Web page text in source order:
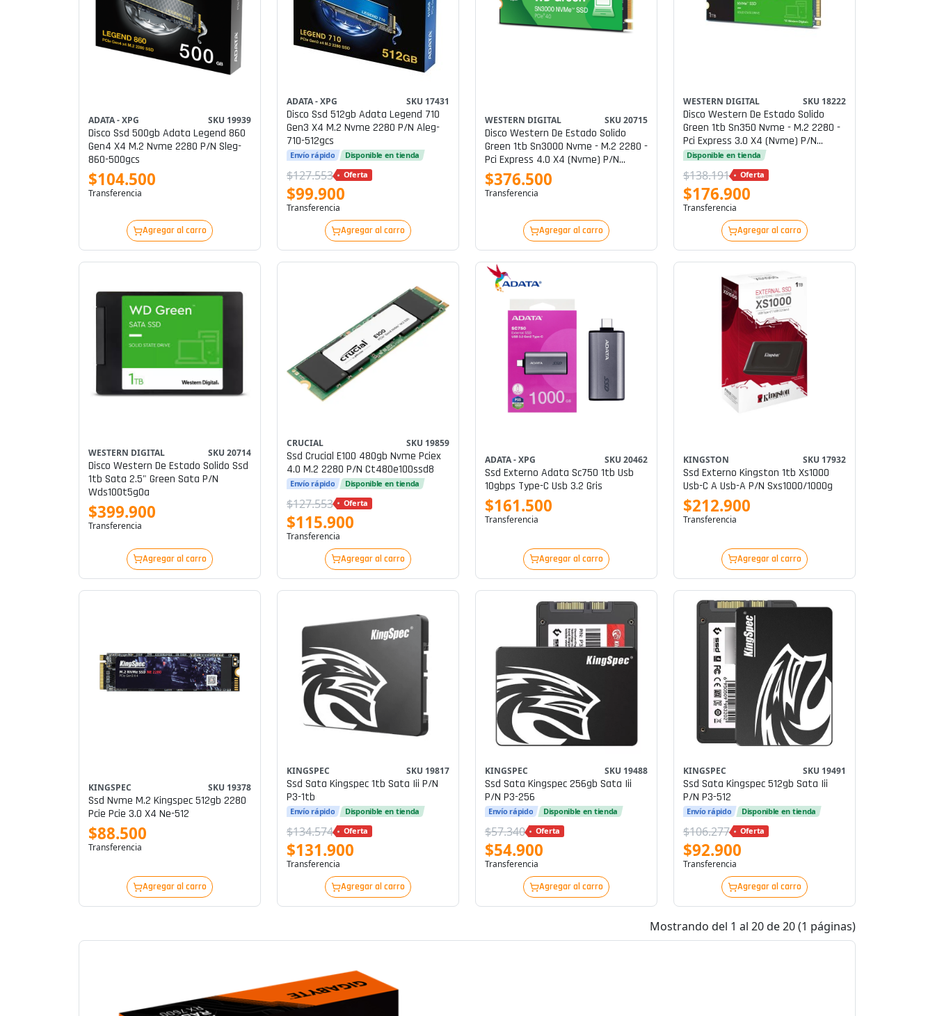
ADATA - XPG SKU 19939
Disco Ssd 500gb Adata Legend 860
Gen4 X4 M.2 Nvme 2280 P/n Sleg-
860-500gcs
$104.500
Transferencia
Agregar al carro
ADATA - XPG SKU 17431
Disco Ssd 512gb Adata Legend 710
Gen3 X4 M.2 Nvme 2280 P/n Aleg-
710-512gcs
Envío rápido Disponible en tienda
$127.553 Oferta
$99.900
Transferencia
Agregar al carro
WESTERN DIGITAL SKU 20715
Disco Western De Estado Solido
Green 1tb Sn3000 Nvme - M.2 2280 -
Pci Express 4.0 X4 (nvme) P/n
Wds100t4g0e
$376.500
Transferencia
Agregar al carro
WESTERN DIGITAL SKU 18222
Disco Western De Estado Solido
Green 1tb Sn350 Nvme - M.2 2280 -
Pci Express 3.0 X4 (nvme) P/n
Wds100t2g0c
Disponible en tienda
$138.191 Oferta
$176.900
Transferencia
Agregar al carro
WESTERN DIGITAL SKU 20714
Disco Western De Estado Solido Ssd
1tb Sata 2.5" Green Sata P/n
Wds100t5g0a
$399.900
Transferencia
Agregar al carro
CRUCIAL SKU 19859
Ssd Crucial E100 480gb Nvme Pciex
4.0 M.2 2280 P/n Ct480e100ssd8
Envío rápido Disponible en tienda
$127.553 Oferta
$115.900
Transferencia
Agregar al carro
ADATA - XPG SKU 20462
Ssd Externo Adata Sc750 1tb Usb
10gbps Type-C Usb 3.2 Gris
$161.500
Transferencia
Agregar al carro
KINGSTON SKU 17932
Ssd Externo Kingston 1tb Xs1000
Usb-C A Usb-A P/n Sxs1000/1000g
$212.900
Transferencia
Agregar al carro
KINGSPEC SKU 19378
Ssd Nvme M.2 Kingspec 512gb 2280
Pcie Pcie 3.0 X4 Ne-512
$88.500
Transferencia
Agregar al carro
KINGSPEC SKU 19817
Ssd Sata Kingspec 1tb Sata Iii P/n
P3-1tb
Envío rápido Disponible en tienda
$134.574 Oferta
$131.900
Transferencia
Agregar al carro
KINGSPEC SKU 19488
Ssd Sata Kingspec 256gb Sata Iii
P/n P3-256
Envío rápido Disponible en tienda
$57.340 Oferta
$54.900
Transferencia
Agregar al carro
KINGSPEC SKU 19491
Ssd Sata Kingspec 512gb Sata Iii
P/n P3-512
Envío rápido Disponible en tienda
$106.277 Oferta
$92.900
Transferencia
Agregar al carro
Mostrando del 1 al 20 de 20 (1 páginas)